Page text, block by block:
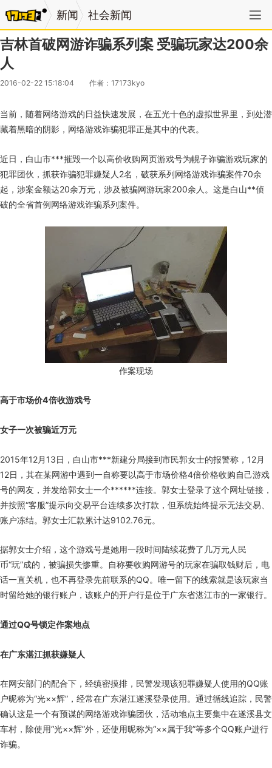
新闻 社会新闻
吉林首破网游诈骗系列案 受骗玩家达200余
人
2016-02-22 15:18:04 作者：17173kyo
当前，随着网络游戏的日益快速发展，在五光十色的虚拟世界里，到处潜
藏着黑暗的阴影，网络游戏诈骗犯罪正是其中的代表。
近日，白山市***摧毁一个以高价收购网页游戏号为幌子诈骗游戏玩家的
犯罪团伙，抓获诈骗犯罪嫌疑人2名，破获系列网络游戏诈骗案件70余
起，涉案金额达20余万元，涉及被骗网游玩家200余人。这是白山**侦
破的全省首例网络游戏诈骗系列案件。
作案现场
高于市场价4倍收游戏号
女子一次被骗近万元
2015年12月13日，白山市***新建分局接到市民郭女士的报警称，12月
12日，其在某网游中遇到一自称要以高于市场价格4倍价格收购自己游戏
号的网友，并发给郭女士一个******连接。郭女士登录了这个网址链接，
并按照“客服”提示向交易平台连续多次打款，但系统始终提示无法交易、
账户冻结。郭女士汇款累计达9102.76元。
据郭女士介绍，这个游戏号是她用一段时间陆续花费了几万元人民
币“玩”成的，被骗损失惨重。自称要收购网游号的玩家在骗取钱财后，电
话一直关机，也不再登录先前联系的QQ。唯一留下的线索就是该玩家当
时留给她的银行账户，该账户的开户行是位于广东省湛江市的一家银行。
通过QQ号锁定作案地点
在广东湛江抓获嫌疑人
在网安部门的配合下，经缜密摸排，民警发现该犯罪嫌疑人使用的QQ账
户昵称为“光××辉”，经常在广东湛江遂溪登录使用。通过循线追踪，民警
确认这是一个有预谋的网络游戏诈骗团伙，活动地点主要集中在遂溪县文
车村，除使用“光××辉”外，还使用昵称为“××属于我”等多个QQ账户进行
诈骗。